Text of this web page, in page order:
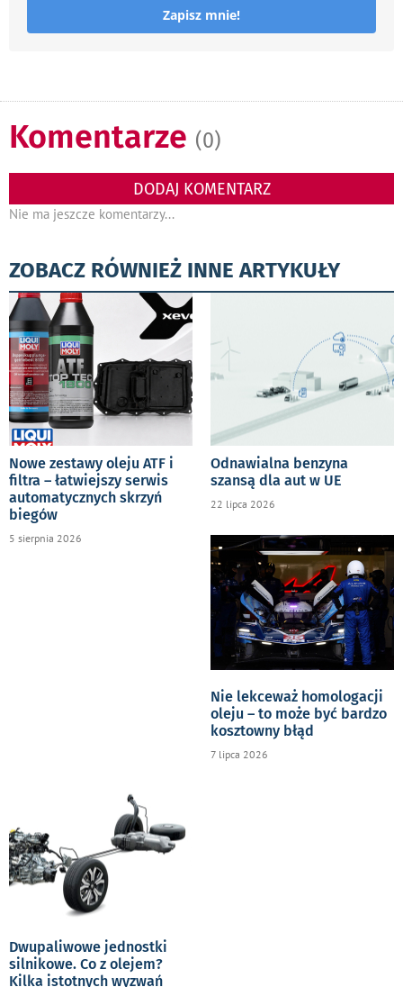
Zapisz mnie!
Komentarze (0)
DODAJ KOMENTARZ
Nie ma jeszcze komentarzy...
ZOBACZ RÓWNIEŻ INNE ARTYKUŁY
Nowe zestawy oleju ATF i
filtra – łatwiejszy serwis
automatycznych skrzyń
biegów
5 sierpnia 2026
Odnawialna benzyna
szansą dla aut w UE
22 lipca 2026
Nie lekceważ homologacji
oleju – to może być bardzo
kosztowny błąd
7 lipca 2026
Dwupaliwowe jednostki
silnikowe. Co z olejem?
Kilka istotnych wyzwań